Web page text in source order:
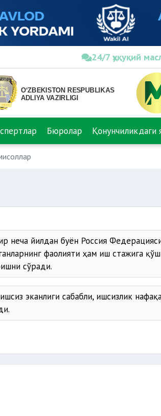
24/7 ҳуқуқий
Бюролар Қонунчиликдаги
неча йилдан буён Россия
фаолияти ҳам иш стажига
сўради.
эканлиги сабабли, ишсизлик